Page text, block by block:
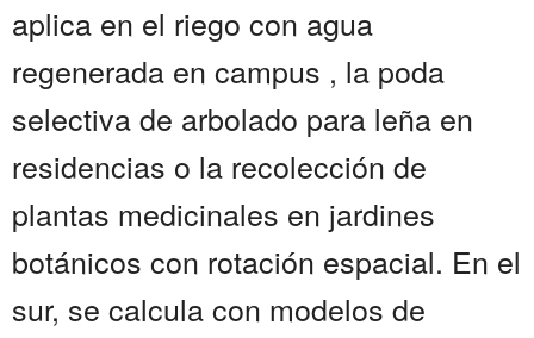
aplica en el riego con agua
regenerada en campus , la poda
selectiva de arbolado para leña en
residencias o la recolección de
plantas medicinales en jardines
botánicos con rotación espacial. En el
sur, se calcula con modelos de